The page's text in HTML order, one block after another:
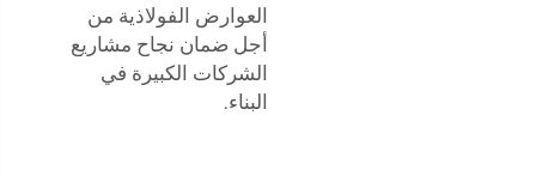
العوارض الفولاذية من
أجل ضمان نجاح مشاريع
الشركات الكبيرة في
البناء.